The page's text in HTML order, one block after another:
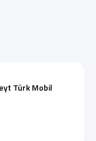
Türk Mobil